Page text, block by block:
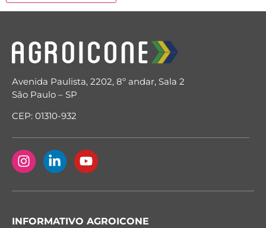
Avenida Paulista, 2202, 8º andar, Sala 2
São Paulo – SP
CEP: 01310-932
INFORMATIVO AGROICONE